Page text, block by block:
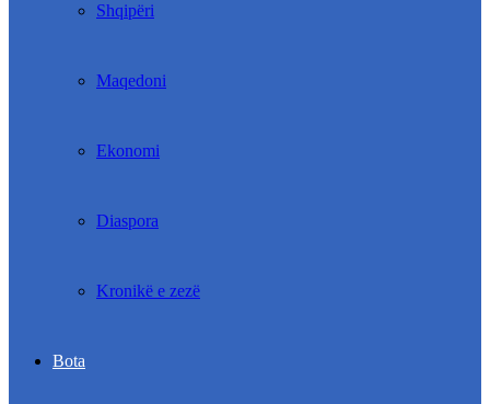
Shqipëri
Maqedoni
Ekonomi
Diaspora
Kronikë e zezë
Bota